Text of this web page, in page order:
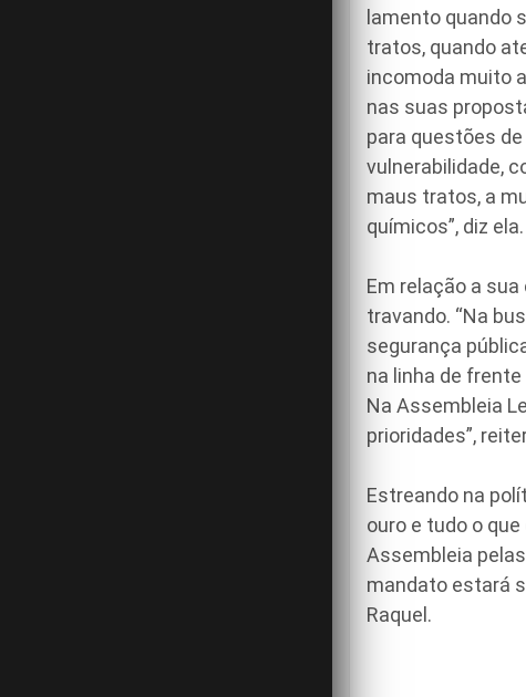
lamento quando
tratos, quando
incomoda muito
nas suas
para questões
vulnerabilidade,
maus tratos, a
químicos”, diz ela.
Em relação a
travando. “Na
segurança
na linha de
Na Assembleia
prioridades”,
Estreando na
ouro e tudo o
Assembleia
mandato estará
Raquel.